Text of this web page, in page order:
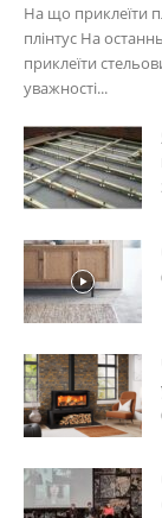
На що приклеїти
плінтус На
приклеїти
уважності...